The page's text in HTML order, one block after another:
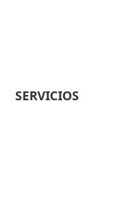
SERVICIOS